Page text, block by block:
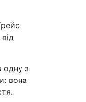
одну з
вона